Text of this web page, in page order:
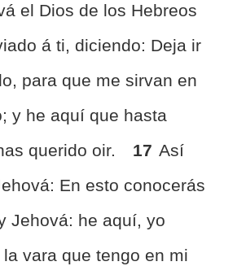
el Dios de los Hebreos
á ti, diciendo: Deja ir
para que me sirvan en
y he aquí que hasta
querido oir.
17 Así
En esto conocerás
Jehová: he aquí, yo
vara que tengo en mi